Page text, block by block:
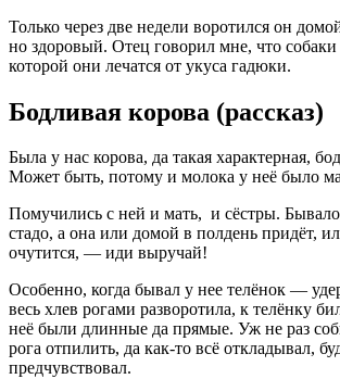
Только через две недели воротился он
но здоровый. Отец говорил мне, что собаки
которой они лечатся от укуса гадюки.
Бодливая корова (рассказ)
Была у нас корова, да такая характерная,
Может быть, потому и молока у неё было
Помучились с ней и мать, и сёстры.
стадо, а она или домой в полдень придёт,
очутится, — иди выручай!
Особенно, когда бывал у нее телёнок —
весь хлев рогами разворотила, к телёнку
неё были длинные да прямые. Уж не раз
рога отпилить, да как-то всё откладывал,
предчувствовал.